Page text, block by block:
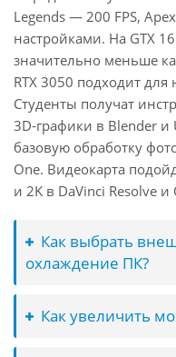
Legends — 200 FPS,
настройками. На GTX
значительно меньше
RTX 3050 подходит
Студенты получат
3D-графики в Blender и
базовую обработку
One. Видеокарта
и 2K в DaVinci Resolve и
Как выбрать
охлаждение ПК?
Как увеличить